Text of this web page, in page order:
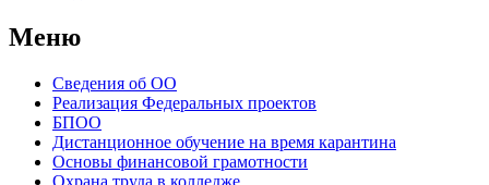
Меню
Сведения об ОО
Реализация Федеральных проектов
БПОО
Дистанционное обучение на время карантина
Основы финансовой грамотности
Охрана труда в колледже